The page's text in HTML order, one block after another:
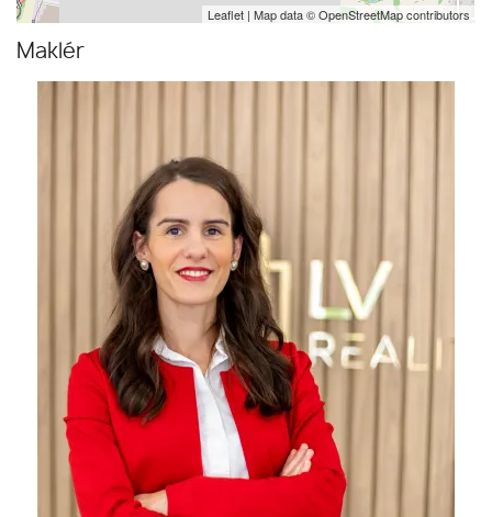
Leaflet | Map data ©OpenStreetMapcontributors
Maklér